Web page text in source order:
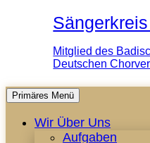
Mitglied des
Deutschen
Primäres Menü Zum
springen
Wir Über Uns
Aufgaben